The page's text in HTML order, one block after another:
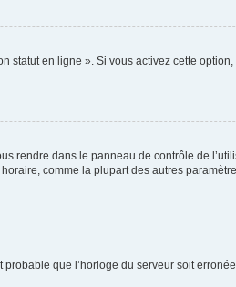
statut en ligne ». Si vous activez cette
rendre dans le panneau de contrôle de
comme la plupart des autres
que l’horloge du serveur soit